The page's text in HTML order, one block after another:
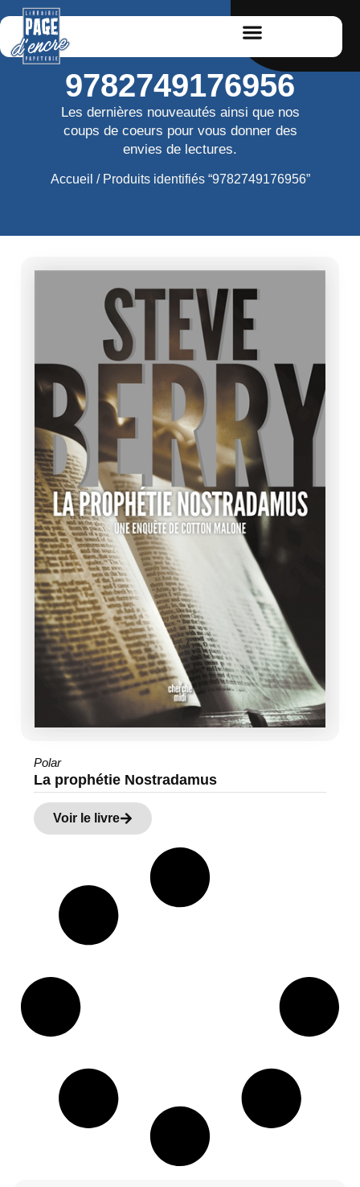
9782749176956
Les dernières nouveautés ainsi que nos
coups de coeurs pour vous donner des
envies de lectures.
Accueil / Produits identifiés “9782749176956”
Polar
La prophétie Nostradamus
Voir le livre